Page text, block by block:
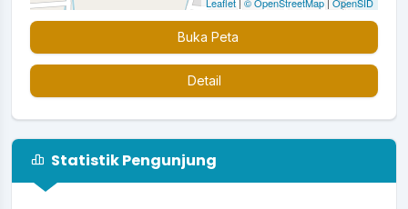
Leaflet | © OpenStreetMap | OpenSID
Buka Peta
Detail
Statistik Pengunjung